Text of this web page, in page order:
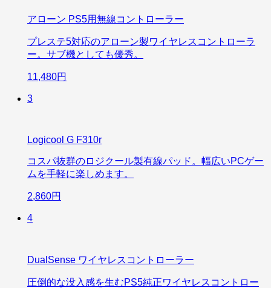
アローン PS5用無線コントローラー
プレステ5対応のアローン製ワイヤレスコントローラ
ー。サブ機としても優秀。
11,480円
3
Logicool G F310r
コスパ抜群のロジクール製有線パッド。幅広いPCゲー
ムを手軽に楽しめます。
2,860円
4
DualSense ワイヤレスコントローラー
圧倒的な没入感を生むPS5純正ワイヤレスコントロー